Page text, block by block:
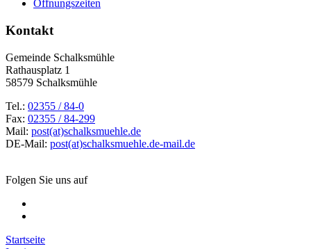
Öffnungszeiten
Kontakt
Gemeinde Schalksmühle
Rathausplatz 1
58579 Schalksmühle
Tel.: 02355 / 84-0
Fax: 02355 / 84-299
Mail: post(at)schalksmuehle.de
DE-Mail: post(at)schalksmuehle.de-mail.de
Folgen Sie uns auf
Startseite